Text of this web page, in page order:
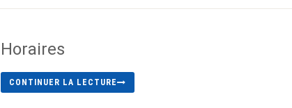
Horaires
CONTINUER LA LECTURE